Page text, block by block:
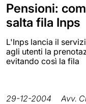
Pensioni:
salta fila Inps
L'Inps lancia il
agli utenti la
evitando così la fila
29-12-2004 Avv.